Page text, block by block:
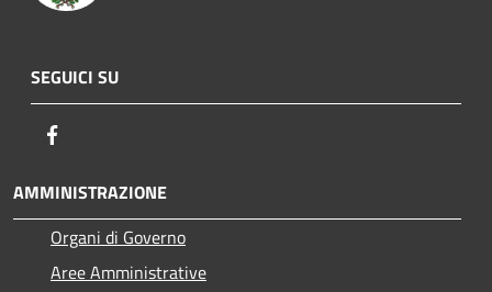
SEGUICI SU
AMMINISTRAZIONE
Organi di Governo
Aree Amministrative